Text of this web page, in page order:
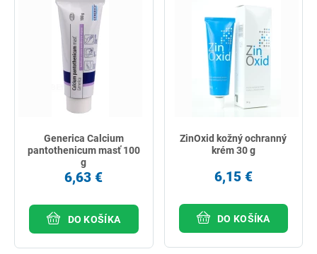
Generica Calcium
pantothenicum masť 100
g
6,63 €
DO KOŠÍKA
ZinOxid kožný ochranný
krém 30 g
6,15 €
DO KOŠÍKA